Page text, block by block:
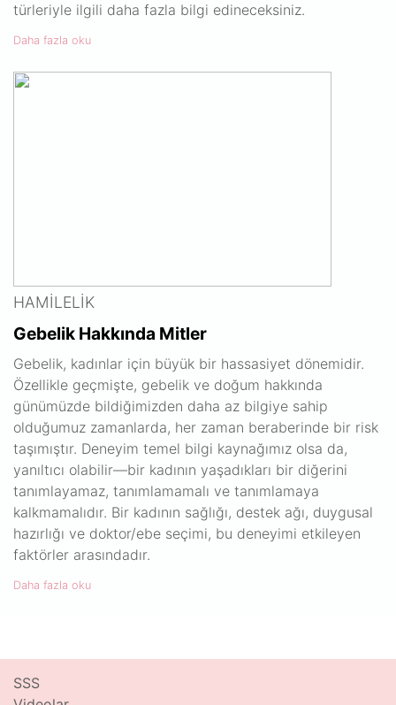
türleriyle ilgili daha fazla bilgi edineceksiniz.
Daha fazla oku
HAMILELIK
Gebelik Hakkında Mitler
Gebelik, kadınlar için büyük bir hassasiyet dönemidir.
Özellikle geçmişte, gebelik ve doğum hakkında
günümüzde bildiğimizden daha az bilgiye sahip
olduğumuz zamanlarda, her zaman beraberinde bir risk
taşımıştır. Deneyim temel bilgi kaynağımız olsa da,
yanıltıcı olabilir—bir kadının yaşadıkları bir diğerini
tanımlayamaz, tanımlamamalı ve tanımlamaya
kalkmamalıdır. Bir kadının sağlığı, destek ağı, duygusal
hazırlığı ve doktor/ebe seçimi, bu deneyimi etkileyen
faktörler arasındadır.
Daha fazla oku
SSS